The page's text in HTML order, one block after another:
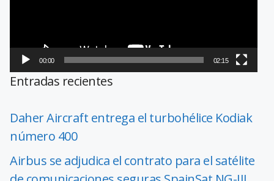
00:00 02:15
Entradas recientes
Daher Aircraft entrega el turbohélice Kodiak
número 400
Airbus se adjudica el contrato para el satélite